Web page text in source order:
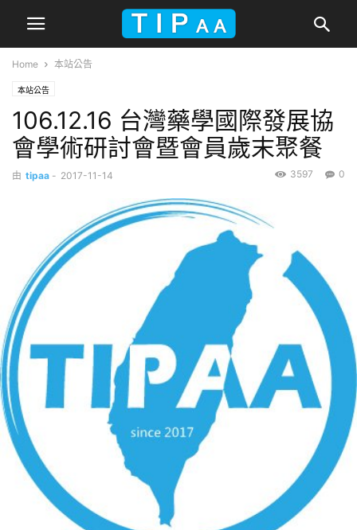
Home 本站公告
本站公告
106.12.16 台灣藥學國際發展協
會學術研討會暨會員歲末聚餐
由 tipaa - 2017-11-14 0
3597